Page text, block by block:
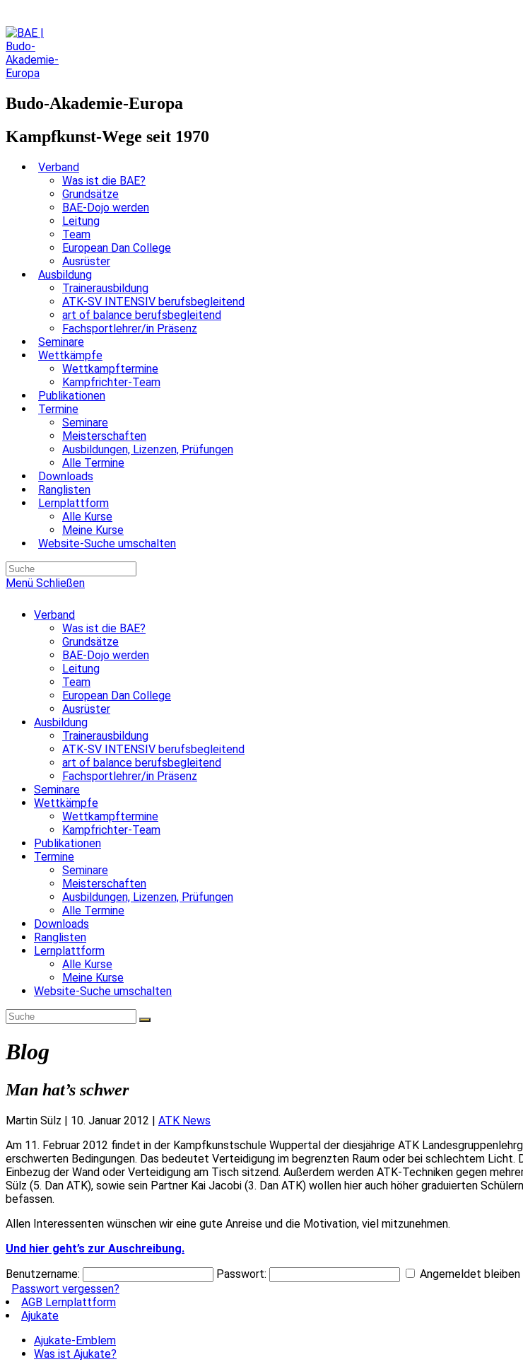
Budo-Akademie-Europa
Kampfkunst-Wege seit 1970
Verband
Was ist die BAE?
Grundsätze
BAE-Dojo werden
Leitung
Team
European Dan College
Ausrüster
Ausbildung
Trainerausbildung
ATK-SV INTENSIV berufsbegleitend
art of balance berufsbegleitend
Fachsportlehrer/in Präsenz
Seminare
Wettkämpfe
Wettkampftermine
Kampfrichter-Team
Publikationen
Termine
Seminare
Meisterschaften
Ausbildungen, Lizenzen, Prüfungen
Alle Termine
Downloads
Ranglisten
Lernplattform
Alle Kurse
Meine Kurse
Website-Suche umschalten
Menü Schließen
Verband
Was ist die BAE?
Grundsätze
BAE-Dojo werden
Leitung
Team
European Dan College
Ausrüster
Ausbildung
Trainerausbildung
ATK-SV INTENSIV berufsbegleitend
art of balance berufsbegleitend
Fachsportlehrer/in Präsenz
Seminare
Wettkämpfe
Wettkampftermine
Kampfrichter-Team
Publikationen
Termine
Seminare
Meisterschaften
Ausbildungen, Lizenzen, Prüfungen
Alle Termine
Downloads
Ranglisten
Lernplattform
Alle Kurse
Meine Kurse
Website-Suche umschalten
Blog
Man hat’s schwer
Martin Sülz | 10. Januar 2012 | ATK News
Am 11. Februar 2012 findet in der Kampfkunstschule Wuppertal der diesjährige ATK
erschwerten Bedingungen. Das bedeutet Verteidigung im begrenzten Raum oder bei schlechtem
Einbezug der Wand oder Verteidigung am Tisch sitzend. Außerdem werden ATK-Techniken gegen
Sülz (5. Dan ATK), sowie sein Partner Kai Jacobi (3. Dan ATK) wollen hier auch höher graduierten
befassen.
Allen Interessenten wünschen wir eine gute Anreise und die Motivation, viel mitzunehmen.
Und hier geht’s zur Auschreibung.
Benutzername:
Passwort:
Angemeldet bleiben
Passwort vergessen?
AGB Lernplattform
Ajukate
Ajukate-Emblem
Was ist Ajukate?